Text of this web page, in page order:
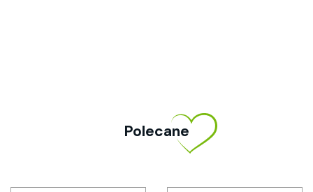
Polecane